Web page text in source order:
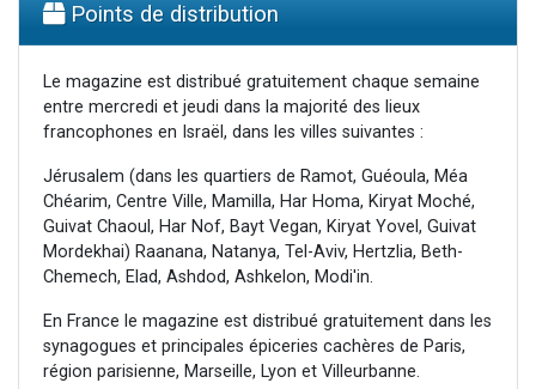
Points de distribution
Le magazine est distribué gratuitement chaque semaine
entre mercredi et jeudi dans la majorité des lieux
francophones en Israël, dans les villes suivantes :
Jérusalem (dans les quartiers de Ramot, Guéoula, Méa
Chéarim, Centre Ville, Mamilla, Har Homa, Kiryat Moché,
Guivat Chaoul, Har Nof, Bayt Vegan, Kiryat Yovel, Guivat
Mordekhai) Raanana, Natanya, Tel-Aviv, Hertzlia, Beth-
Chemech, Elad, Ashdod, Ashkelon, Modi'in.
En France le magazine est distribué gratuitement dans les
synagogues et principales épiceries cachères de Paris,
région parisienne, Marseille, Lyon et Villeurbanne.